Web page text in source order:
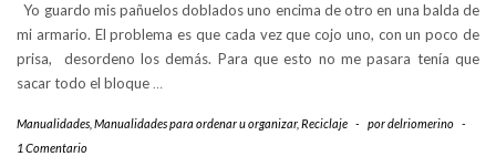
Yo guardo mis pañuelos doblados uno encima de otro en una balda de
mi armario. El problema es que cada vez que cojo uno, con un poco de
prisa, desordeno los demás. Para que esto no me pasara tenía que
sacar todo el bloque …
Manualidades Manualidades para ordenar u organizar, Reciclaje - pordelriomerino -
1 Comentario